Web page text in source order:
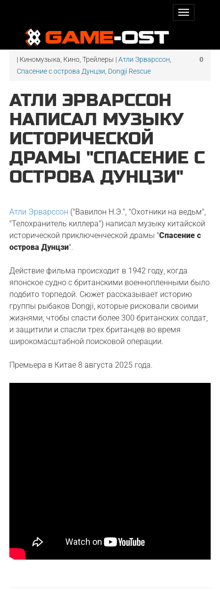
0
| Киномузыка, Кино, Трейлеры |Атли Эрварссон
Спасение с острова Дунцзи Dongji Rescue
АТЛИ ЭРВАРССОН
НАПИСАЛ МУЗЫКУ
ИСТОРИЧЕСКОЙ
ДРАМЫ "СПАСЕНИЕ С
ОСТРОВА ДУНЦЗИ"
Атли Эрварссон ("Вавилон Н.Э.", "Охотники на ведьм",
"Телохранитель киллера") написал музыку китайской
исторической приключенческой драмы "Спасение с
острова Дунцзи".
Действие фильма происходит в 1942 году, когда
японское судно с британскими военнопленными было
подбито торпедой. Сюжет рассказывает историю
группы рыбаков Dongji, которые рисковали своими
жизнями, чтобы спасти более 300 британских солдат,
и защитили и спасли трех британцев во время
широкомасштабной поисковой операции.
Премьера в Китае 8 августа 2025 года.